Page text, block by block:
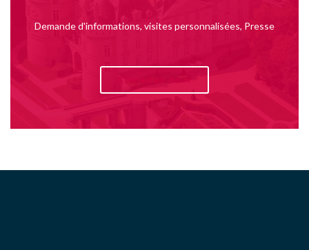
Demande d'informations, visites personnalisées, Presse
Contactez-nous